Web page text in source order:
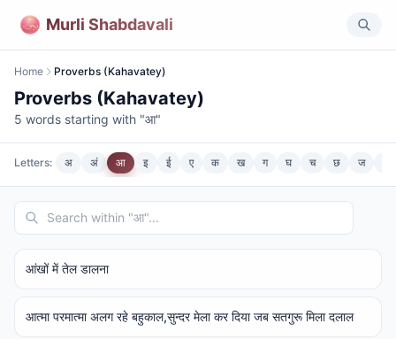
Murli Shabdavali
Home Proverbs (Kahavatey)
Proverbs (Kahavatey)
5 words starting with "आ"
Letters: अ अं आ इ ई ए क ख ग घ च छ ज
आंखों में तेल डालना
आत्मा परमात्मा अलग रहे बहुकाल,सुन्दर मेला कर दिया जब सतगुरू मिला दलाल